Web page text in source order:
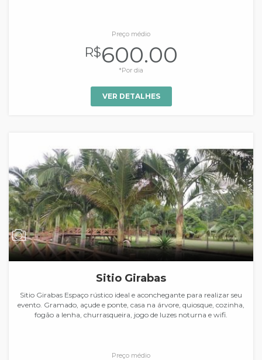
Preço médio
R$600.00
*Por dia
VER DETALHES
Sitio Girabas
Sitio Girabas Espaço rústico ideal e aconchegante para realizar seu
evento. Gramado, açude e ponte, casa na árvore, quiosque, cozinha,
fogão a lenha, churrasqueira, jogo de luzes noturna e wifi.
Preço médio